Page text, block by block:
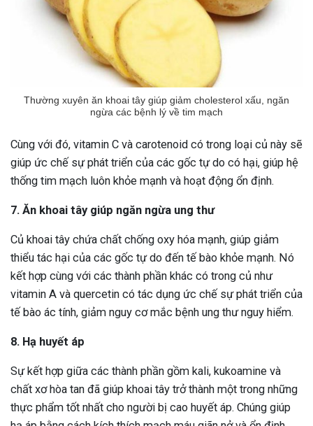
Thường xuyên ăn khoai tây giúp giảm cholesterol xấu, ngăn
ngừa các bệnh lý về tim mạch
Cùng với đó, vitamin C và carotenoid có trong loại củ này sẽ
giúp ức chế sự phát triển của các gốc tự do có hại, giúp hệ
thống tim mạch luôn khỏe mạnh và hoạt động ổn định.
7. Ăn khoai tây giúp ngăn ngừa ung thư
Củ khoai tây chứa chất chống oxy hóa mạnh, giúp giảm
thiểu tác hại của các gốc tự do đến tế bào khỏe mạnh. Nó
kết hợp cùng với các thành phần khác có trong củ như
vitamin A và quercetin có tác dụng ức chế sự phát triển của
tế bào ác tính, giảm nguy cơ mắc bệnh ung thư nguy hiểm.
8. Hạ huyết áp
Sự kết hợp giữa các thành phần gồm kali, kukoamine và
chất xơ hòa tan đã giúp khoai tây trở thành một trong những
thực phẩm tốt nhất cho người bị cao huyết áp. Chúng giúp